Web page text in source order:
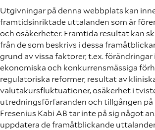
Utgivningar på denna webbplats kan
framtidsinriktade uttalanden som är
och osäkerheter. Framtida resultat kan
från de som beskrivs i dessa
grund av vissa faktorer, t.ex. förändringar
ekonomiska och konkurrensmässiga
regulatoriska reformer, resultat av
valutakursfluktuationer, osäkerhet i
utredningsförfaranden och tillgången på
Fresenius Kabi AB tar inte på sig något
uppdatera de framåtblickande